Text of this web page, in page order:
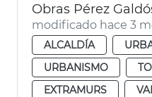
modificado hace 3
ALCALDÍA
URBANISMO
EXTRAMURS